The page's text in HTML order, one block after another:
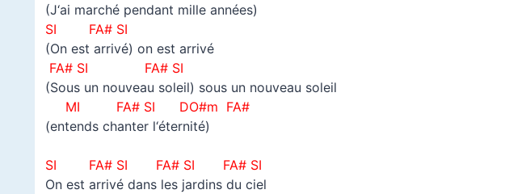
(J‘ai marché pendant mille années)
SI FA# SI
(On est arrivé) on est arrivé
FA# SI FA# SI
(Sous un nouveau soleil) sous un nouveau soleil
MI FA# SI DO#m FA#
(entends chanter l‘éternité)
SI FA# SI
FA# SI
FA# SI
On est arrivé dans les jardins du ciel